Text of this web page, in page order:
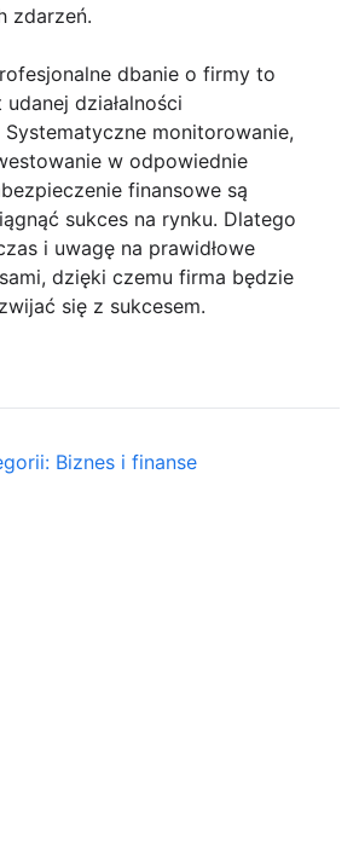
zdarzeń.
dbanie o firmy to
działalności
monitorowanie,
w odpowiednie
finansowe są
sukces na rynku. Dlatego
i uwagę na prawidłowe
dzięki czemu firma będzie
się z sukcesem.
Biznes i finanse